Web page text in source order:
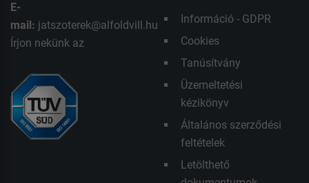
E-
mail: jatszoterek@alfoldvill.hu
Írjon nekünk az
Információ - GDPR
Cookies
Tanúsítvány
Üzemeltetési
kézikönyv
Általános szerződési
feltételek
Letölthető